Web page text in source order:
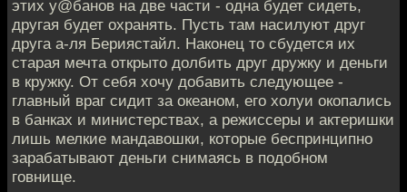
этих у@банов на две части - одна будет сидеть,
другая будет охранять. Пусть там насилуют друг
друга а-ля Бериястайл. Наконец то сбудется их
старая мечта открыто долбить друг дружку и деньги
в кружку. От себя хочу добавить следующее -
главный враг сидит за океаном, его холуи окопались
в банках и министерствах, а режиссеры и актеришки
лишь мелкие мандавошки, которые беспринципно
зарабатывают деньги снимаясь в подобном
говнище.